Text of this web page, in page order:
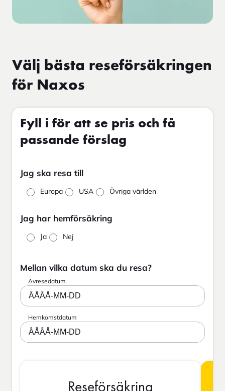
Välj bästa reseförsäkringen
för Naxos
Fyll i för att se pris och få
passande förslag
Jag ska resa till
Europa USA Övriga världen
Jag har hemförsäkring
Ja Nej
Mellan vilka datum ska du resa?
Avresedatum
ÅÅÅÅ-MM-DD
Hemkomstdatum
ÅÅÅÅ-MM-DD
Reseförsäkring